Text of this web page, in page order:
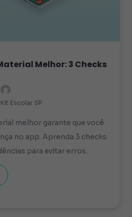
Melhor: 3 Checks
Kit Escolar SP
melhor garante que você
no app. Aprenda 3 checks
para evitar erros.